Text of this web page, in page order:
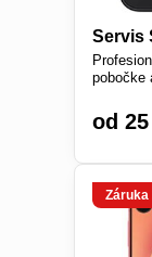
Servis
pobočke
od